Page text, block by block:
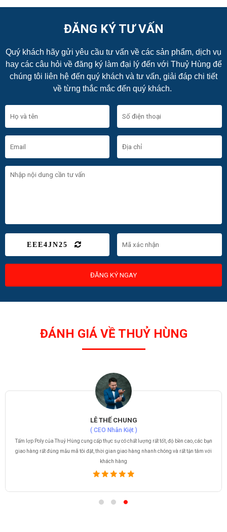
ĐĂNG KÝ TƯ VẤN
Quý khách hãy gửi yêu cầu tư vấn về các sản phẩm, dịch vụ
hay các câu hỏi về đăng ký làm đại lý đến với Thuỷ Hùng để
chúng tôi liên hệ đến quý khách và tư vấn, giải đáp chi tiết
về từng thắc mắc đến quý khách.
EEE4JN25
ĐĂNG KÝ NGAY
ĐÁNH GIÁ VỀ THUỶ HÙNG
LÊ THẾ CHUNG
( CEO Nhân Kiệt )
Tấm lợp Poly của Thuỷ Hùng cung cấp thực sự có chất lượng rất tốt, độ bền cao, các bạn
giao hàng rất đúng mẫu mã tôi đặt, thời gian giao hàng nhanh chóng và rất tận tâm với
khách hàng